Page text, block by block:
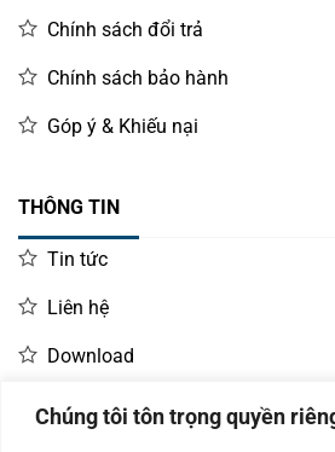
Chúng tôi tôn trọng quyền
Chính sách đổi trả
Chính sách bảo hành
Góp ý & Khiếu nại
THÔNG TIN
Tin tức
Liên hệ
Download
LIÊN HỆ MUA HÀNG